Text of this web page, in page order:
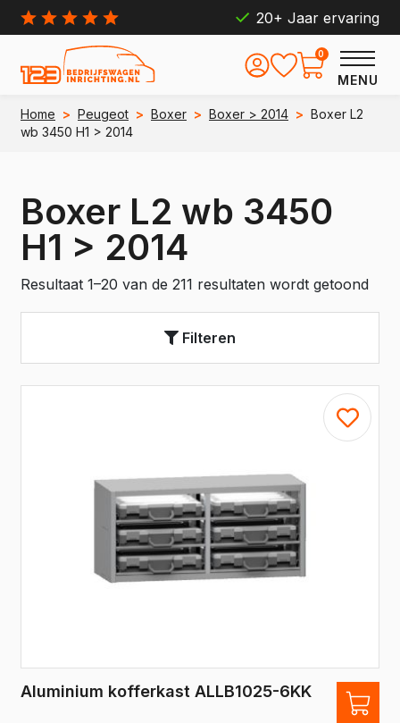
20+ Jaar ervaring
MENU
0
Home > Peugeot > Boxer > Boxer > 2014 > Boxer L2
wb 3450 H1 > 2014
Boxer L2 wb 3450
H1 > 2014
Resultaat 1–20 van de 211 resultaten wordt getoond
Filteren
Aluminium kofferkast ALLB1025-6KK